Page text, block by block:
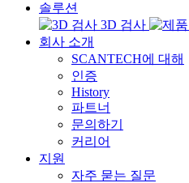
솔루션
3D 검사
회사 소개
SCANTECH에 대해
인증
History
파트너
문의하기
커리어
지원
자주 묻는 질문